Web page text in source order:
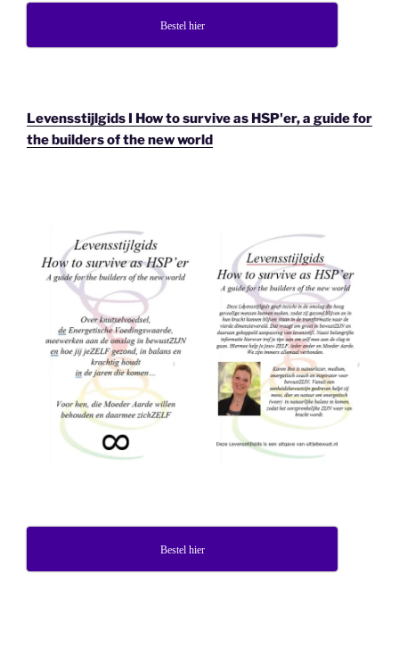
Bestel hier
Levensstijlgids I How to survive as HSP'er, a guide for
the builders of the new world
Bestel hier